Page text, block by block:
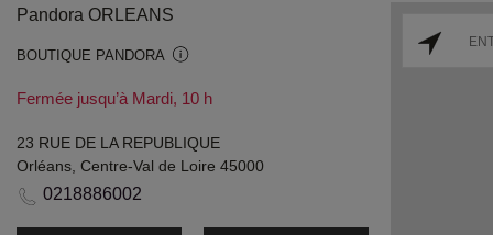
Pandora ORLEANS
BOUTIQUE PANDORA
Fermée jusqu’à Mardi, 10 h
23 RUE DE LA REPUBLIQUE
Orléans, Centre-Val de Loire 45000
0218886002